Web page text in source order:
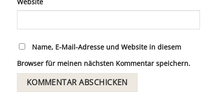
Name, E-Mail-Adresse und Website in diesem
Browser für meinen nächsten Kommentar speichern.